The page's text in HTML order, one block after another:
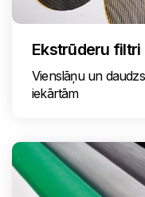
Ekstrūderu filtri
Vienslāņu un
iekārtām